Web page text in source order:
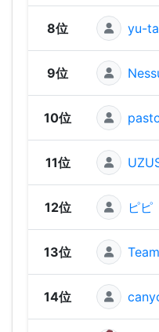
8位 yu-
9位
10位
11位
12位 ピピ
13位
14位